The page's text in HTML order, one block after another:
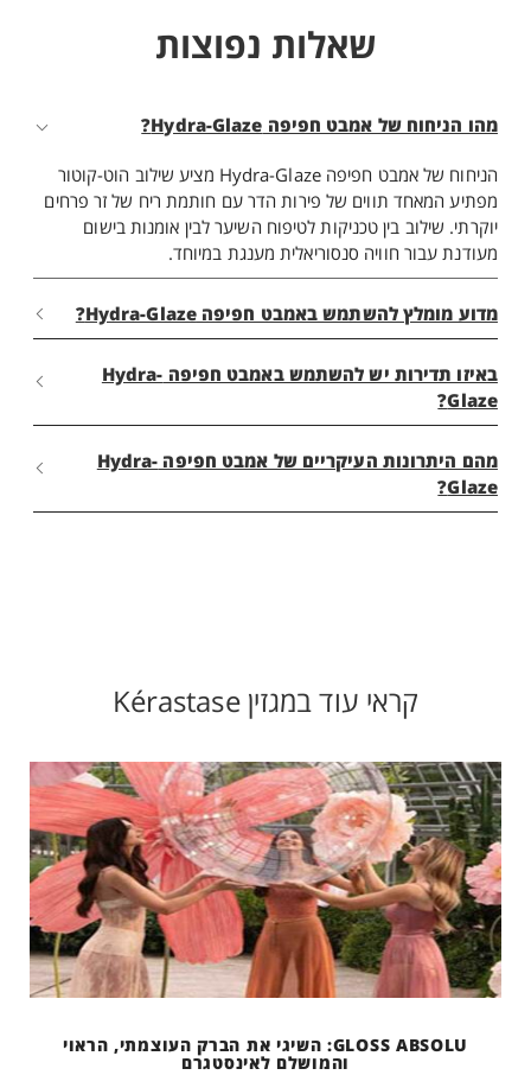
שאלות נפוצות
מהו הניחוח של אמבט חפיפה Hydra-Glaze?
הניחוח של אמבט חפיפה Hydra-Glaze מציע שילוב הוט-קוטור
מפתיע המאחד תווים של פירות הדר עם חותמת ריח של זר פרחים
יוקרתי. שילוב בין טכניקות לטיפוח השיער לבין אומנות בישום
מעודנת עבור חוויה סנסוריאלית מענגת במיוחד.
מדוע מומלץ להשתמש באמבט חפיפה Hydra-Glaze?
באיזו תדירות יש להשתמש באמבט חפיפה Hydra-
Glaze?
מהם היתרונות העיקריים של אמבט חפיפה Hydra-
Glaze?
קראי עוד במגזין Kérastase
GLOSS ABSOLU: השיגי את הברק העוצמתי, הראוי
והמושלם לאינסטגרם